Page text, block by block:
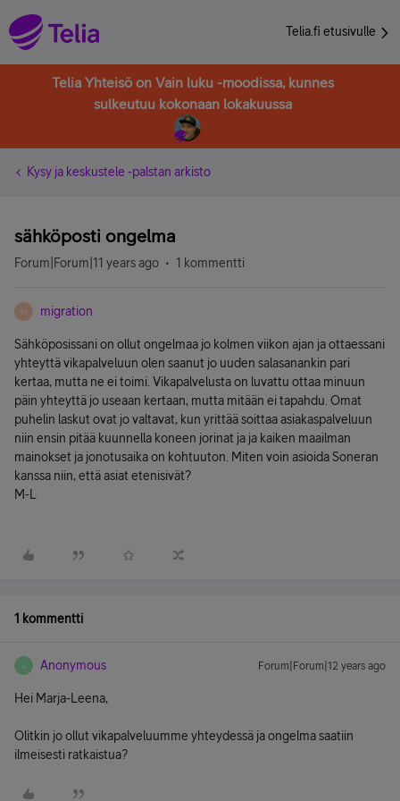
Telia.fi etusivulle
Telia Yhteisö on Vain luku -moodissa, kunnes
sulkeutuu kokonaan lokakuussa
Kysy ja keskustele -palstan arkisto
sähköposti ongelma
Forum|Forum|11 years ago 1 kommentti
M migration
Sähköposissani on ollut ongelmaa jo kolmen viikon ajan ja ottaessani
yhteyttä vikapalveluun olen saanut jo uuden salasanankin pari
kertaa, mutta ne ei toimi. Vikapalvelusta on luvattu ottaa minuun
päin yhteyttä jo useaan kertaan, mutta mitään ei tapahdu. Omat
puhelin laskut ovat jo valtavat, kun yrittää soittaa asiakaspalveluun
niin ensin pitää kuunnella koneen jorinat ja ja kaiken maailman
mainokset ja jonotusaika on kohtuuton. Miten voin asioida Soneran
kanssa niin, että asiat etenisivät?
M-L
1 kommentti
A Anonymous Forum|Forum|12 years ago
Hei Marja-Leena,
Olitkin jo ollut vikapalveluumme yhteydessä ja ongelma saatiin
ilmeisesti ratkaistua?